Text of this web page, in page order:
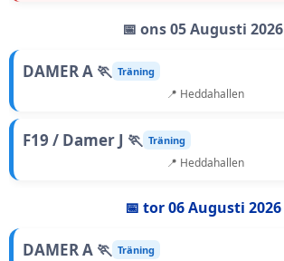
📅 ons 05 Augusti 2026
DAMER A 🏃 Träning
📍 Heddahallen
F19 / Damer J 🏃 Träning
📍 Heddahallen
📅 tor 06 Augusti 2026
DAMER A 🏃 Träning